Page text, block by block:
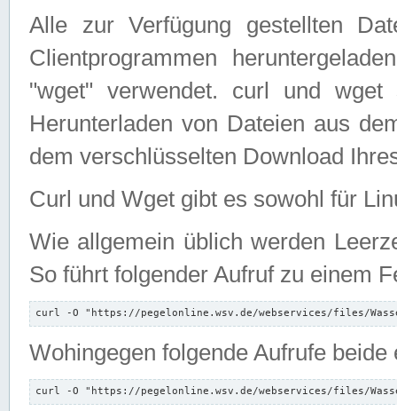
Alle zur Verfügung gestellten
Clientprogrammen
"wget" verwendet. curl und wget
Herunterladen von Dateien aus
dem verschlüsselten Download
Curl und Wget gibt es sowohl für
Wie allgemein üblich werden
So führt folgender Aufruf zu einem
curl -O "https://pegelonline.wsv.de/webservices/files/
Wohingegen folgende Aufrufe beide
curl -O "https://pegelonline.wsv.de/webservices/files/